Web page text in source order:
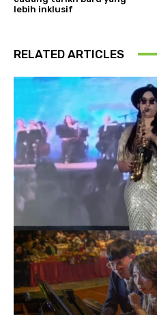
lebih inklusif
RELATED ARTICLES